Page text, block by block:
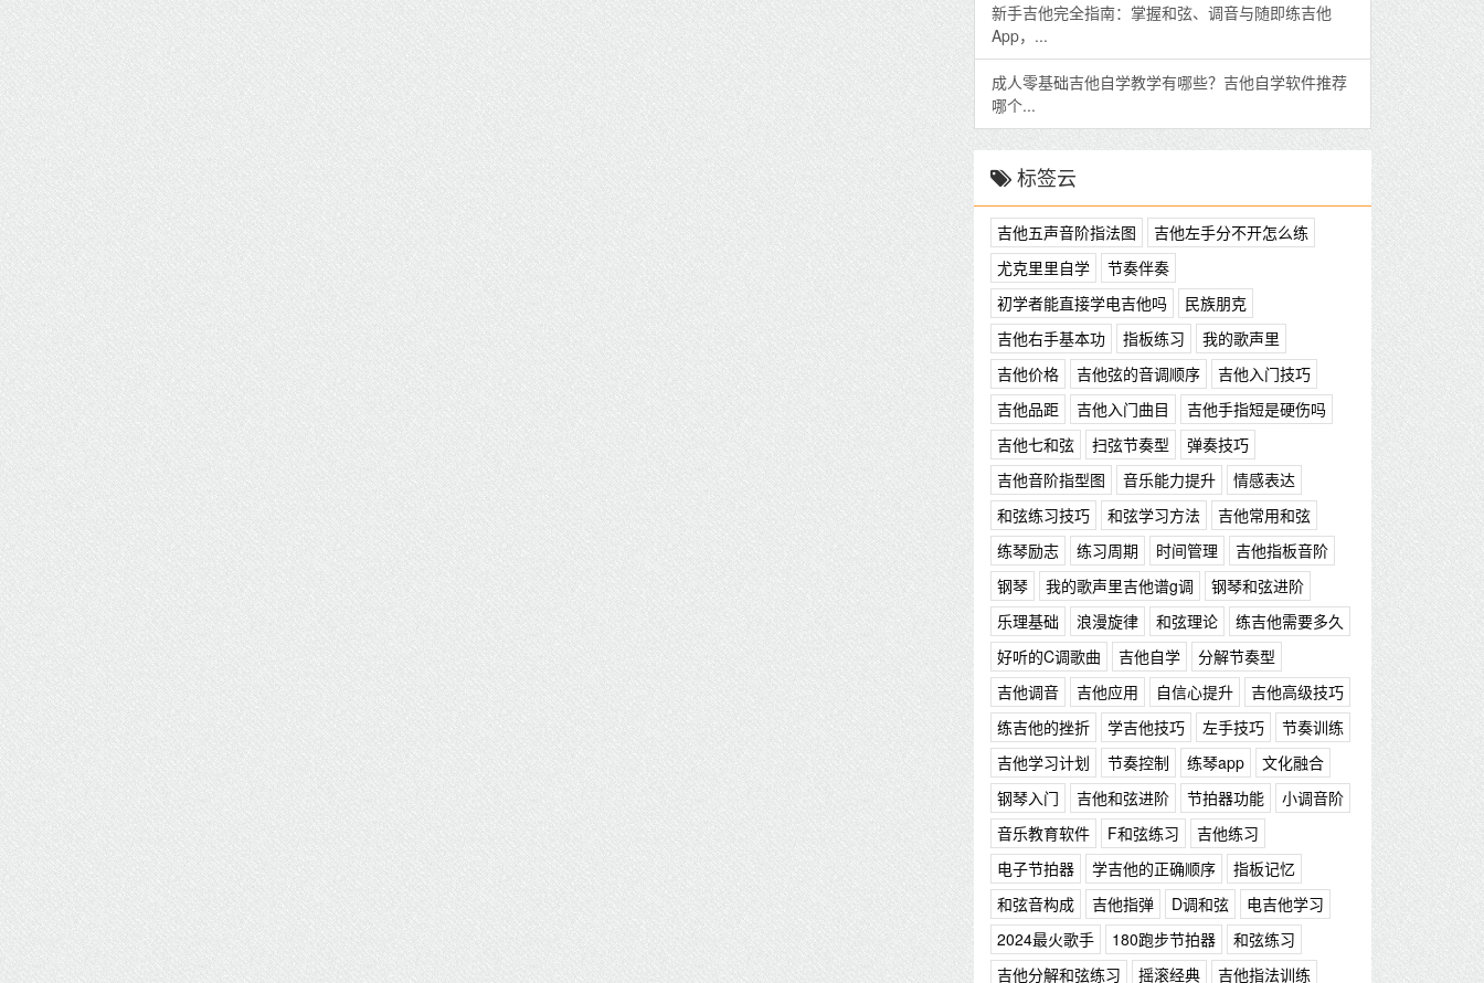
新手吉他完全指南：掌握和弦、调音与随即练吉他
App，...
成人零基础吉他自学教学有哪些？吉他自学软件推荐
哪个...
标签云
吉他五声音阶指法图
吉他左手分不开怎么练
尤克里里自学
节奏伴奏
初学者能直接学电吉他吗
民族朋克
吉他右手基本功
指板练习
我的歌声里
吉他价格
吉他弦的音调顺序
吉他入门技巧
吉他品距
吉他入门曲目
吉他手指短是硬伤吗
吉他七和弦
扫弦节奏型
弹奏技巧
吉他音阶指型图
音乐能力提升
情感表达
和弦练习技巧
和弦学习方法
吉他常用和弦
练琴励志
练习周期 时间管理
吉他指板音阶
钢琴
我的歌声里吉他谱g调
钢琴和弦进阶
乐理基础
浪漫旋律 和弦理论
练吉他需要多久
好听的C调歌曲
吉他自学
分解节奏型
吉他调音
吉他应用 自信心提升
吉他高级技巧
练吉他的挫折
学吉他技巧 左手技巧
节奏训练
吉他学习计划
节奏控制 练琴app
文化融合
钢琴入门
吉他和弦进阶 节拍器功能
小调音阶
音乐教育软件
F和弦练习
吉他练习
电子节拍器
学吉他的正确顺序
指板记忆
和弦音构成
吉他指弹 D调和弦
电吉他学习
2024最火歌手
180跑步节拍器
和弦练习
吉他分解和弦练习
摇滚经典
吉他指法训练